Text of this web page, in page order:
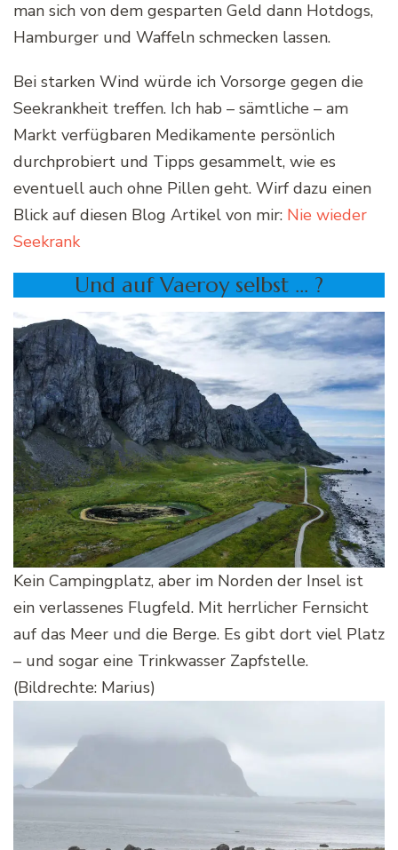
man sich von dem gesparten Geld dann Hotdogs,
Hamburger und Waffeln schmecken lassen.
Bei starken Wind würde ich Vorsorge gegen die
Seekrankheit treffen. Ich hab – sämtliche – am
Markt verfügbaren Medikamente persönlich
durchprobiert und Tipps gesammelt, wie es
eventuell auch ohne Pillen geht. Wirf dazu einen
Blick auf diesen Blog Artikel von mir: Nie wieder
Seekrank
Und auf Vaeroy selbst … ?
Kein Campingplatz, aber im Norden der Insel ist
ein verlassenes Flugfeld. Mit herrlicher Fernsicht
auf das Meer und die Berge. Es gibt dort viel Platz
– und sogar eine Trinkwasser Zapfstelle.
(Bildrechte: Marius)